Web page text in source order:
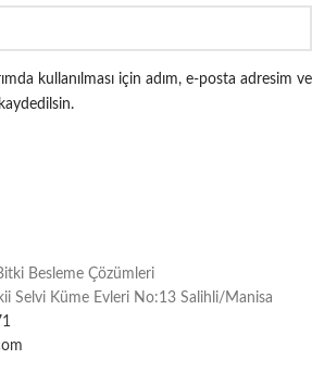
kullanılması için adım, e-posta adresim ve
Besleme Çözümleri
Selvi Küme Evleri No:13 Salihli/Manisa